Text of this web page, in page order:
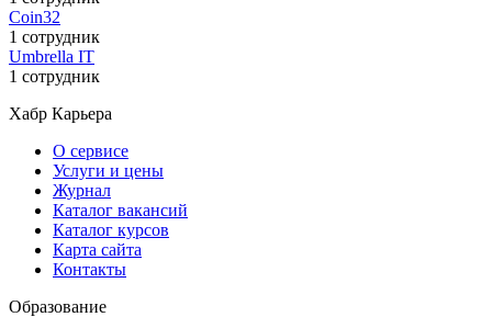
Coin32
1 сотрудник
Umbrella IT
1 сотрудник
Хабр Карьера
О сервисе
Услуги и цены
Журнал
Каталог вакансий
Каталог курсов
Карта сайта
Контакты
Образование